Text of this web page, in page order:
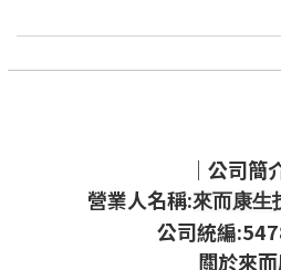
｜公司簡
營業人名稱:來而康生
公司統編
關於來